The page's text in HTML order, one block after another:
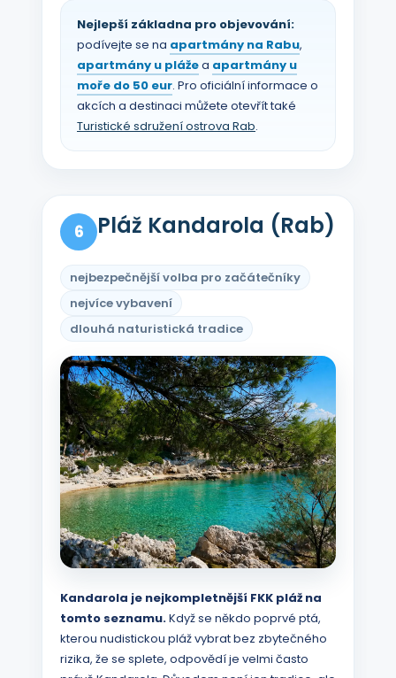
Nejlepší základna pro objevování:
podívejte se na apartmány na Rabu,
apartmány u plážea apartmány u
moře do 50 eur. Pro oficiální informace o
akcích a destinaci můžete otevřít také
Turistické sdružení ostrova Rab.
6 Pláž Kandarola (Rab)
nejbezpečnější volba pro začátečníky
nejvíce vybavení
dlouhá naturistická tradice
Kandarola je nejkompletnější FKK pláž na
tomto seznamu.Když se někdo poprvé ptá,
kterou nudistickou pláž vybrat bez zbytečného
rizika, že se splete, odpovědí je velmi často